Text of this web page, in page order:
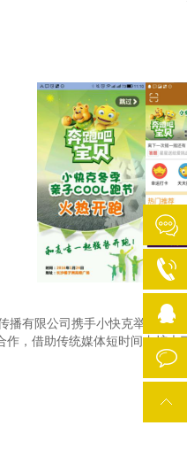
播有限公司携手小快克举办冬季
，借助传统媒体短时间内扩大了